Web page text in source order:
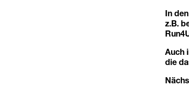
In
z.B.
Auch
die